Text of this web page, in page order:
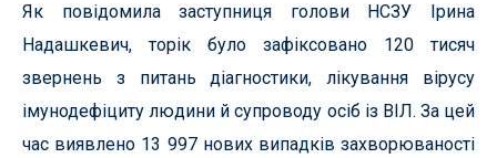
Як повідомила заступниця голови НСЗУ Ірина
Надашкевич, торік було зафіксовано 120 тисяч
звернень з питань діагностики, лікування вірусу
імунодефіциту людини й супроводу осіб із ВІЛ. За цей
час виявлено 13 997 нових випадків захворюваності